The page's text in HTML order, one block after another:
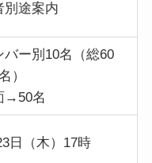
別途案内
ー別10名（総60
）
→50名
日（木）17時